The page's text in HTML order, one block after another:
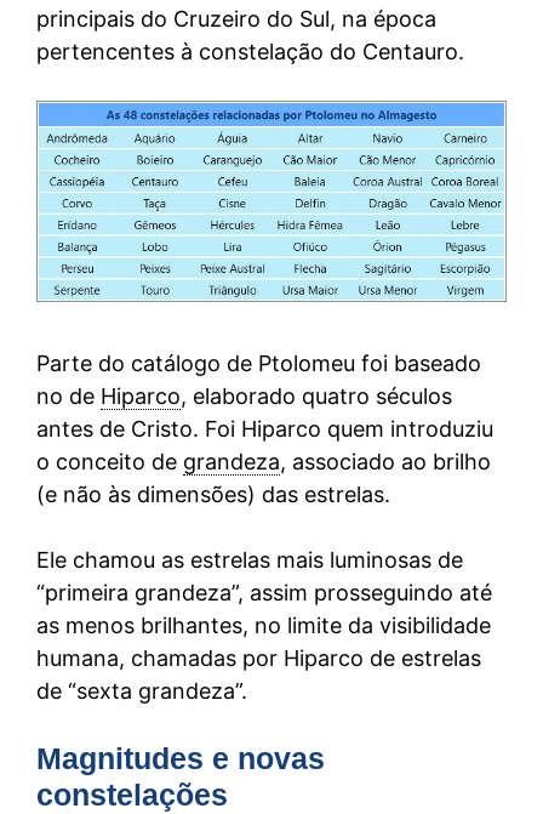
principais do Cruzeiro do Sul, na época
pertencentes à constelação do Centauro.
Parte do catálogo de Ptolomeu foi baseado
no de Hiparco, elaborado quatro séculos
antes de Cristo. Foi Hiparco quem introduziu
o conceito de grandeza, associado ao brilho
(e não às dimensões) das estrelas.
Ele chamou as estrelas mais luminosas de
“primeira grandeza”, assim prosseguindo até
as menos brilhantes, no limite da visibilidade
humana, chamadas por Hiparco de estrelas
de “sexta grandeza”.
Magnitudes e novas
constelações